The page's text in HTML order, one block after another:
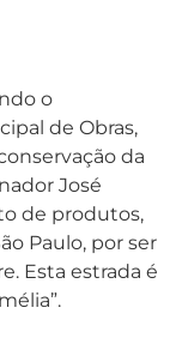
o
de Obras,
da
José
de produtos,
Paulo, por ser
Esta estrada é